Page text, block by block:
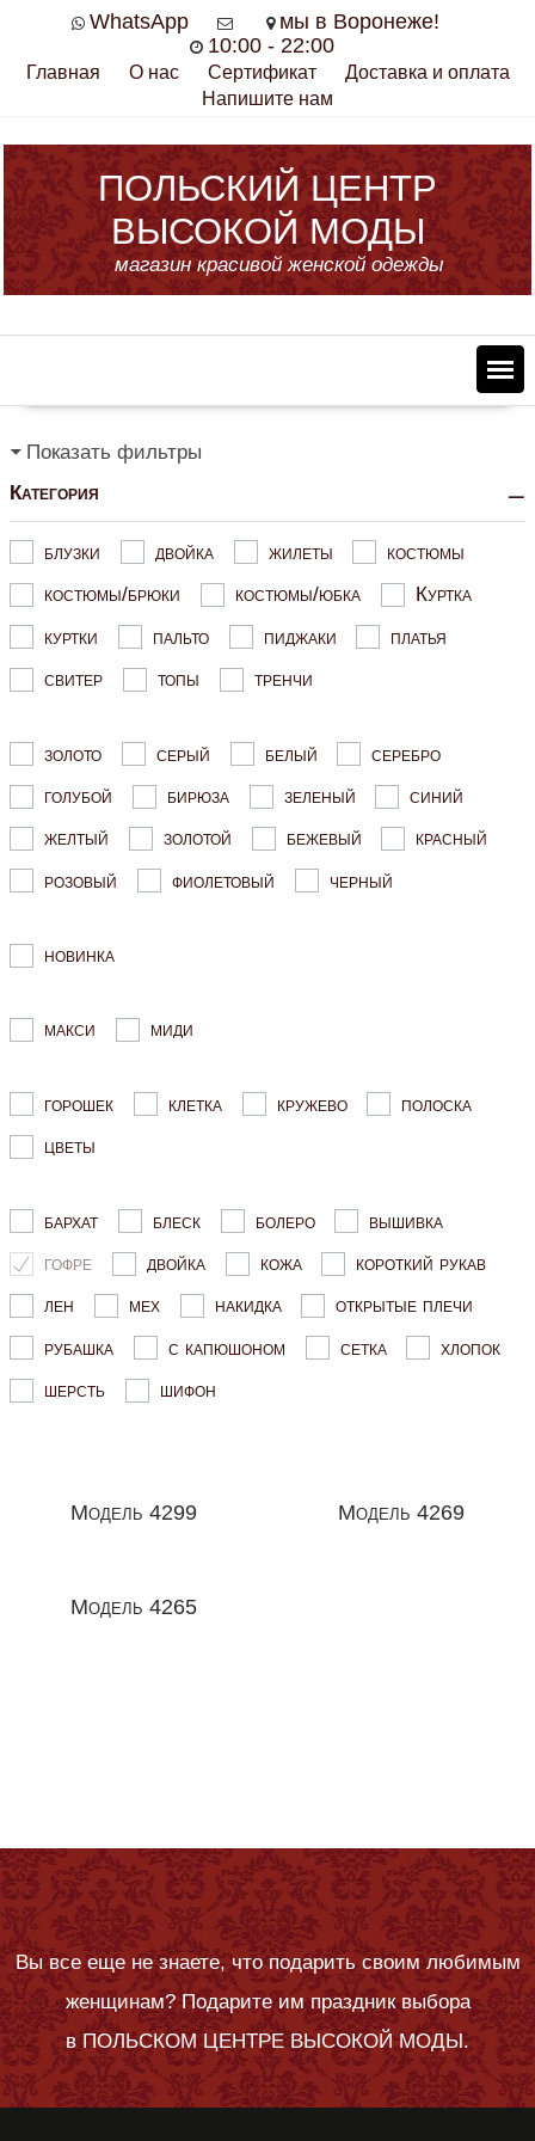
content
WhatsApp
мы в Воронеже!
10:00 - 22:00
Главная О нас Сертификат
Доставка и оплата
Напишите нам
ПОЛЬСКИЙ ЦЕНТР
ВЫСОКОЙ МОДЫ
магазин красивой женской одежды
Показать фильтры
Категория
блузки двойка жилеты
костюмы
костюмы/брюки
костюмы/юбка
Куртка
куртки
пальто пиджаки
платья
свитер
топы тренчи
золото серый белый
серебро
голубой
бирюза зеленый
синий
желтый
золотой бежевый
красный
розовый
фиолетовый черный
новинка
макси миди
горошек клетка кружево
полоска
цветы
бархат блеск болеро
вышивка
гофре
двойка кожа
короткий рукав
лен
мех накидка
открытые плечи
рубашка
с капюшоном сетка
хлопок
шерсть
шифон
Модель 4299 Модель 4269
Модель 4265
Вы все еще не знаете, что подарить своим любимым
женщинам? Подарите им праздник выбора
вПОЛЬСКОМ ЦЕНТРЕ ВЫСОКОЙ МОДЫ.